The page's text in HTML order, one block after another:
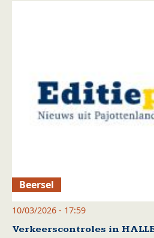
Beersel
10/03/2026 - 17:59
Verkeerscontroles in